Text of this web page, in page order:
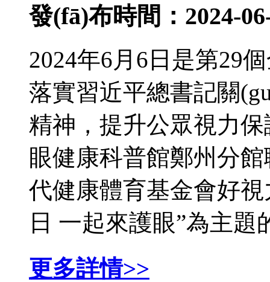
發(fā)布時間：2024-
2024年6月6日是第29個
落實習近平總書記關
精神，提升公眾視力保
眼健康科普館鄭州分
代健康體育基金會好
日 一起來護眼”為主題
更多詳情>>